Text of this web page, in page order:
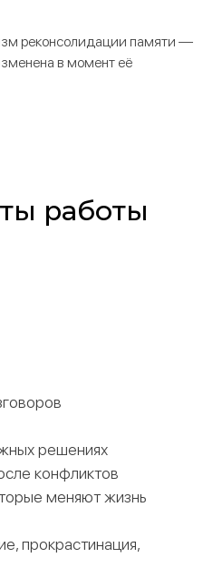
реконсолидации памяти —
в момент её
работы
решениях
конфликтов
меняют жизнь
прокрастинация,